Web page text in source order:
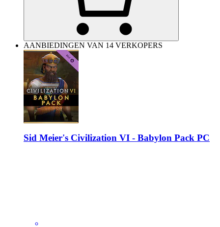
AANBIEDINGEN VAN 14 VERKOPERS
Sid Meier's Civilization VI - Babylon Pack PC